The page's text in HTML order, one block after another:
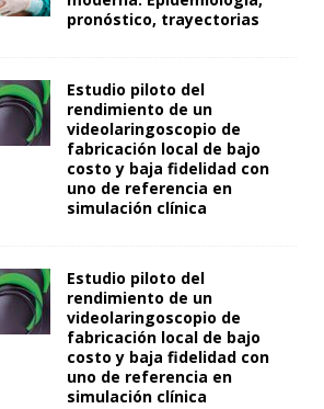
pronóstico, trayectorias
Estudio piloto del
rendimiento de un
videolaringoscopio de
fabricación local de bajo
costo y baja fidelidad con
uno de referencia en
simulación clínica
Estudio piloto del
rendimiento de un
videolaringoscopio de
fabricación local de bajo
costo y baja fidelidad con
uno de referencia en
simulación clínica